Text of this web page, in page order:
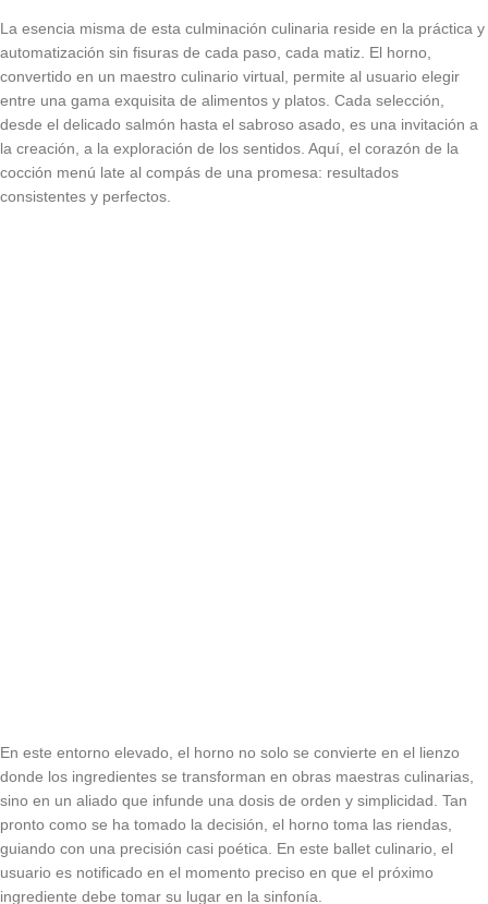
La esencia misma de esta culminación culinaria reside en la práctica y
automatización sin fisuras de cada paso, cada matiz. El horno,
convertido en un maestro culinario virtual, permite al usuario elegir
entre una gama exquisita de alimentos y platos. Cada selección,
desde el delicado salmón hasta el sabroso asado, es una invitación a
la creación, a la exploración de los sentidos. Aquí, el corazón de la
cocción menú late al compás de una promesa: resultados
consistentes y perfectos.
En este entorno elevado, el horno no solo se convierte en el lienzo
donde los ingredientes se transforman en obras maestras culinarias,
sino en un aliado que infunde una dosis de orden y simplicidad. Tan
pronto como se ha tomado la decisión, el horno toma las riendas,
guiando con una precisión casi poética. En este ballet culinario, el
usuario es notificado en el momento preciso en que el próximo
ingrediente debe tomar su lugar en la sinfonía.